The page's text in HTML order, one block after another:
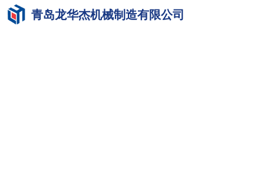
青岛龙华杰机械制造有限公司